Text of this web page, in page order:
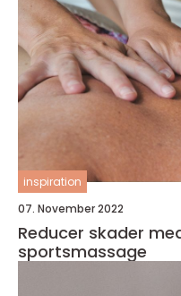
inspiration
07. November 2022
Reducer skader
sportsmassage